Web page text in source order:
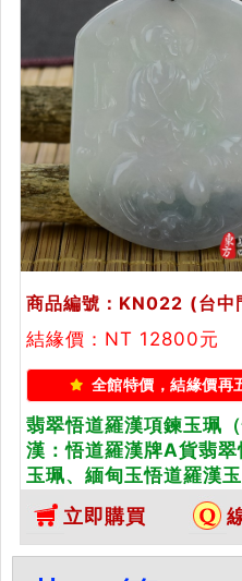
商品編號：KN022 (台中
結緣價：NT 12800元
全館特價，結緣價再
翡翠悟道羅漢項鍊玉珮
漢：悟道羅漢牌A貨翡翠
玉珮、緬甸玉悟道羅漢
綠色細糯種悟道羅漢，
製化訂做各種翡翠悟道羅
珮項鍊。★附A貨翡翠雙
立即購買